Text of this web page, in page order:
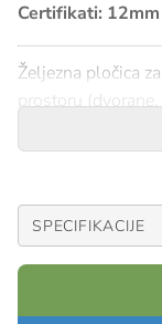
Certifikati:
Željezna pločica
prostoru
Model: 12mm
SPECIFIKACIJE